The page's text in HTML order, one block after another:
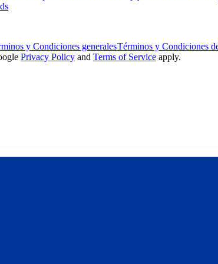
y Condiciones generalesTérminos y Condiciones
Privacy Policy and Terms of Service apply.